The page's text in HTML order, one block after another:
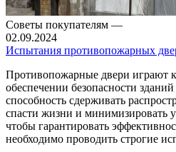
Советы покупателям —
02.09.2024
Испытания противопожарных
Противопожарные двери играют
обеспечении безопасности
способность сдерживать
спасти жизни и минимизировать
чтобы гарантировать
необходимо проводить строгие